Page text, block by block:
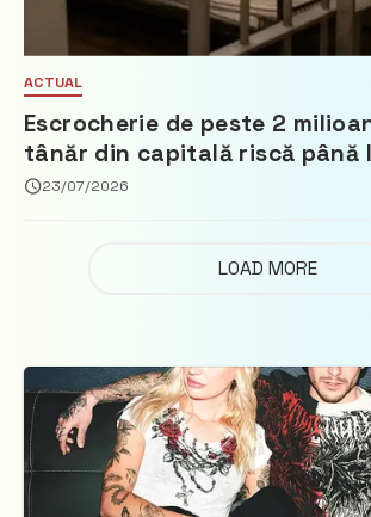
ACTUAL
Escrocherie de peste 2
tânăr din capitală riscă până
închisoare
23/07/2026
LOAD MORE